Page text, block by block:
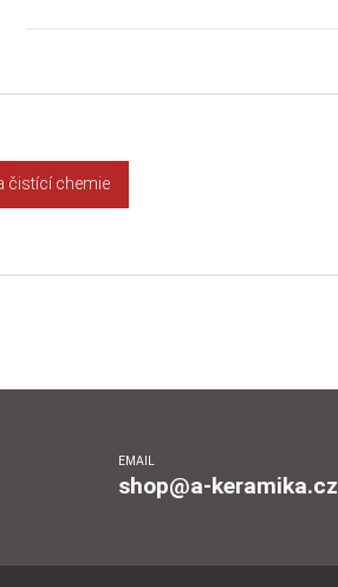
čistící chemie
EMAIL
shop@a-keramika.cz